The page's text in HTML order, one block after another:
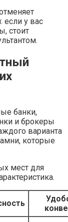
если у вас
стоит
банки,
и брокеры
варианта
которые
мест для